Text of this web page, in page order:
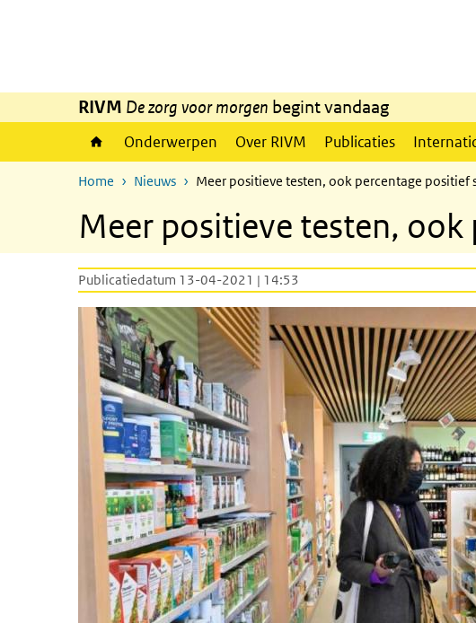
RIVM De zorg voor morgen begint vandaag
Onderwerpen Over RIVM Publicaties
Home Nieuws Meer positieve testen, ook percentage positief
Meer positieve testen,
Publicatiedatum 13-04-2021 | 14:53